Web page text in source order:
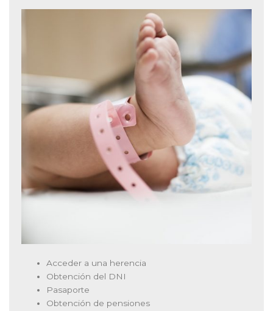
Acceder a una herencia
Obtención del DNI
Pasaporte
Obtención de pensiones